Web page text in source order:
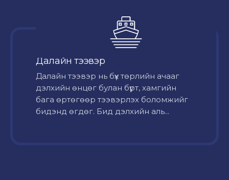
Далайн тээвэр
Далайн тээвэр нь бүх төрлийн ачааг
дэлхийн өнцөг булан бүрт, хамгийн
бага өртөгөөр тээвэрлэх боломжийг
бидэнд өгдөг. Бид дэлхийн аль...